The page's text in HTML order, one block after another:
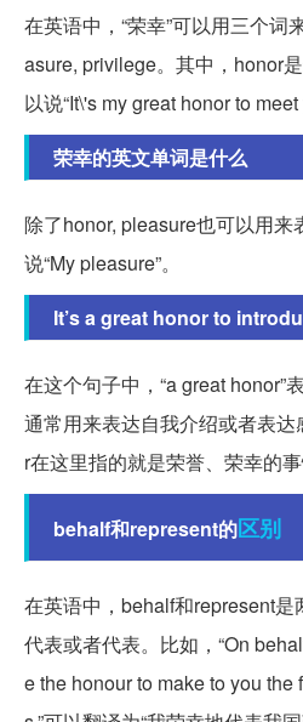
在英语中，“荣幸”可以用三个词
asure, privilege。其中，honor
以说“It\'s my great honor to meet
荣幸的英文单词是什么
除了honor, pleasure也可以用来
说“My pleasure”。
It’s a great honor to
在这个句子中，“a great honor”
通常用来表达自我介绍或者表
r在这里指的就是荣誉、荣幸的事
behalf和represent的区别
在英语中，behalf和represent
代表或者代表。比如，“On
e the honour to make to you